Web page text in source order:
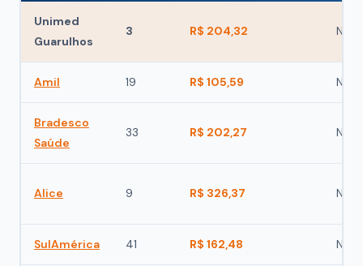
Unimed
Guarulhos
3 R$ 204,32 Não
Amil 19 R$ 105,59 Não
Bradesco
Saúde
33 R$ 202,27 Não
Alice 9 R$ 326,37 Não
SulAmérica 41 R$ 162,48 Não